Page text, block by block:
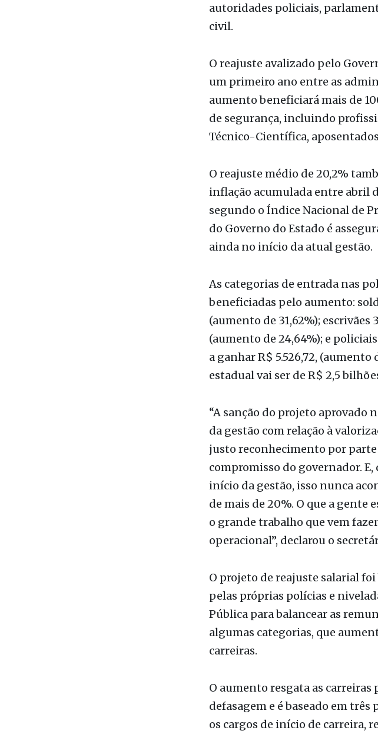
O reajuste avalizado pelo
aumento beneficiará mais de
de segurança, incluindo
Técnico-Científica,
O reajuste médio de 20,2%
segundo o Índice Nacional de
do Governo do Estado é
ainda no início da atual gestão.
As categorias de entrada nas
(aumento de 31,62%); escrivães
(aumento de 24,64%); e
a ganhar R$ 5.526,72,
estadual vai ser de R$ 2,5
“A sanção do projeto aprovado
justo reconhecimento por parte
compromisso do governador.
início da gestão, isso nunca
de mais de 20%. O que a gente
o grande trabalho que vem
operacional”, declarou o
O projeto de reajuste salarial foi
Pública para balancear as
algumas categorias, que
carreiras.
O aumento resgata as carreiras
os cargos de início de carreira,
de carreira. Os novos padrões
lineares, perfazendo índices